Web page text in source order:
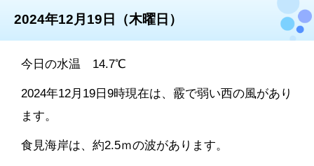
2024年12月19日（木曜日）
今日の水温 14.7℃
2024年12月19日9時現在は、霰で弱い西の風があり
ます。
食見海岸は、約2.5ｍの波があります。